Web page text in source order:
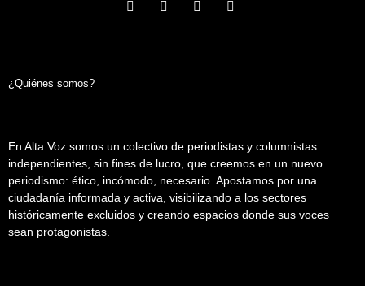
¿Quiénes somos?
En Alta Voz somos un colectivo de periodistas y columnistas
independientes, sin fines de lucro, que creemos en un nuevo
periodismo: ético, incómodo, necesario. Apostamos por una
ciudadanía informada y activa, visibilizando a los sectores
históricamente excluidos y creando espacios donde sus voces
sean protagonistas.